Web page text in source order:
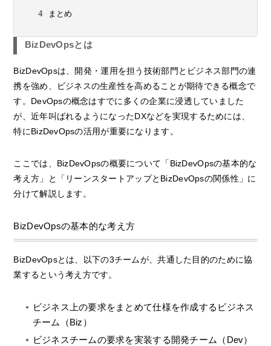
まとめ
BizDevOpsとは
BizDevOpsは、開発・運用を担う技術部門とビジネス部門の連
携を強め、ビジネスの生産性を高めることが期待できる概念で
す。DevOpsの概念はすでに多くの企業に浸透していました
が、近年叫ばれるようになったDXなどを実現するためには、
特にBizDevOpsの活用が重要になります。
ここでは、BizDevOpsの概要について「BizDevOpsの基本的な
考え方」と「リーンスタートアップとBizDevOpsの関係性」に
分けて解説します。
BizDevOpsの基本的な考え方
BizDevOpsとは、以下の3チームが、共通した目的のために協
業するという考え方です。
ビジネス上の要求をまとめて仕様を作成するビジネス
チーム（Biz）
ビジネスチームの要求を実装する開発チーム（Dev）